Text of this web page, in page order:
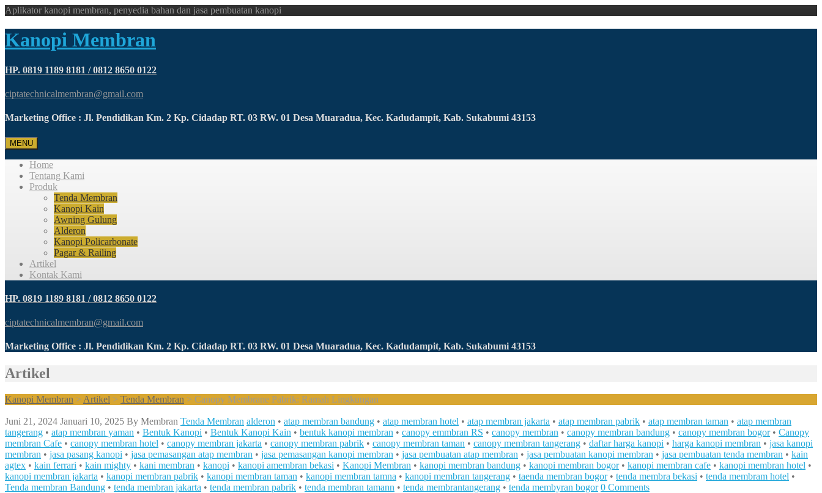
Aplikator kanopi membran, penyedia bahan dan jasa pembuatan kanopi
Kanopi Membran
HP. 0819 1189 8181 / 0812 8650 0122
ciptatechnicalmembran@gmail.com
Marketing Office : Jl. Pendidikan Km. 2 Kp. Cidadap RT. 03 RW. 01 Desa Muaradua, Kec. Kadudampit, Kab. Sukabumi 43153
MENU
Home
Tentang Kami
Produk
Tenda Membran
Kanopi Kain
Awning Gulung
Alderon
Kanopi Policarbonate
Pagar & Railing
Artikel
Kontak Kami
HP. 0819 1189 8181 / 0812 8650 0122
ciptatechnicalmembran@gmail.com
Marketing Office : Jl. Pendidikan Km. 2 Kp. Cidadap RT. 03 RW. 01 Desa Muaradua, Kec. Kadudampit, Kab. Sukabumi 43153
Artikel
Kanopi Membran > Artikel > Tenda Membran > Canopy Membrane Pabrik: Ramah Lingkungan
Juni 21, 2024 Januari 10, 2025 By Membran Tenda Membran alderon • atap membran bandung • atap membran hotel • atap membran jakarta • atap membran pabrik • atap membran taman • atap membran
tangerang • atap membran yaman • Bentuk Kanopi • Bentuk Kanopi Kain • bentuk kanopi membran • canopy emmbran RS • canopy membran • canopy membran bandung • canopy membran bogor• Canopy
membran Cafe • canopy membran hotel • canopy membran jakarta • canopy membran pabrik • canopy membran taman • canopy membran tangerang • daftar harga kanopi • harga kanopi membran • jasa kanopi
membran • jasa pasang kanopi • jasa pemasangan atap membran • jasa pemasangan kanopi membran • jasa pembuatan atap membran • jasa pembuatan kanopi membran • jasa pembuatan tenda membran • kain
agtex • kain ferrari • kain mighty • kani membran • kanopi • kanopi amembran bekasi • Kanopi Membran • kanopi membran bandung • kanopi membran bogor• kanopi membran cafe • kanopi membran hotel •
kanopi membran jakarta • kanopi membran pabrik • kanopi membran taman • kanopi membran tamna • kanopi membran tangerang • taenda membran bogor• tenda membra bekasi • tenda membram hotel •
Tenda membran Bandung • tenda membran jakarta • tenda membran pabrik • tenda membran tamann • tenda membrantangerang • tenda membyran bogor 0 Comments